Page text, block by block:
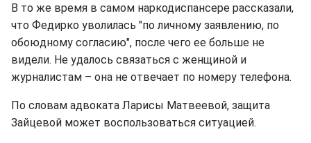
В то же время в самом наркодиспансере рассказали,
что Федирко уволилась "по личному заявлению, по
обоюдному согласию", после чего ее больше не
видели. Не удалось связаться с женщиной и
журналистам – она не отвечает по номеру телефона.
По словам адвоката Ларисы Матвеевой, защита
Зайцевой может воспользоваться ситуацией.